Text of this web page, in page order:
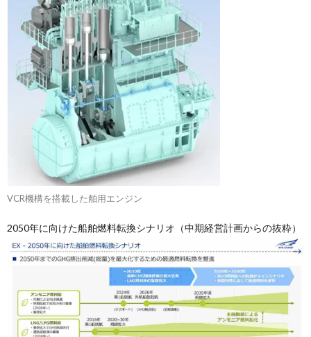
VCR機構を搭載した舶用エンジン
2050年に向けた船舶燃料転換シナリオ（中期経営計画からの抜粋）